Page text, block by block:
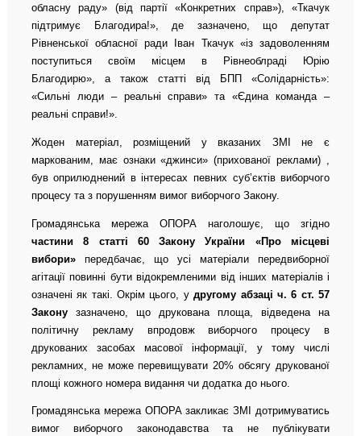
обласну раду» (від партії «Конкретних справ»), «Ткачук
підтримує Благодира!», де зазначено, що депутат
Рівненської обласної ради Іван Ткачук «із задоволенням
поступиться своїм місцем в Рівнеоблраді Юрію
Благодирю», а також статті від БПП «Солідарність»:
«Сильні люди – реальні справи» та «Єдина команда –
реальні справи!».
Жоден матеріал, розміщений у вказаних ЗМІ не є
маркованим, має ознаки «джинси» (прихованої реклами) ,
був оприлюднений в інтересах певних суб’єктів виборчого
процесу та з порушенням вимог виборчого Закону.
Громадянська мережа ОПОРА наголошує, що згідно
частини 8 статті 60 Закону України «Про місцеві
вибори» передбачає, що усі матеріали передвиборної
агітації повинні бути відокремленими від інших матеріалів і
означені як такі. Окрім цього, удругому абзаці ч. 6 ст. 57
Законузазначено, що друкована площа, відведена на
політичну рекламу впродовж виборчого процесу в
друкованих засобах масової інформації, у тому числі
рекламних, не може перевищувати 20% обсягу друкованої
площі кожного номера видання чи додатка до нього.
Громадянська мережа ОПОРА закликає ЗМІ дотримуватись
вимог виборчого законодавства та не публікувати